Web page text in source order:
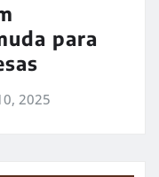
para
2025